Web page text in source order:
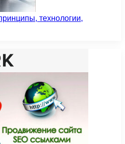
технологии,